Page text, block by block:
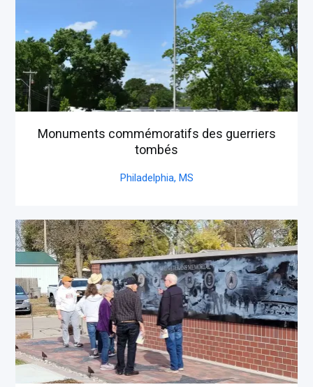
Monuments commémoratifs des guerriers
tombés
Philadelphia, MS